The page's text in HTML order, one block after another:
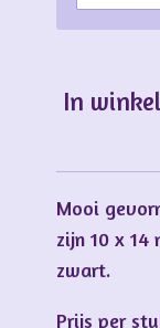
In
Mooi
zijn 10 x
zwart.
Prijs per